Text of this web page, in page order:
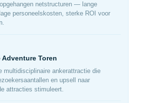
netstructuren — lange
personeelskosten, sterke ROI voor
Adventure Toren
multidisciplinaire ankerattractie die
en upsell naar
attracties stimuleert.